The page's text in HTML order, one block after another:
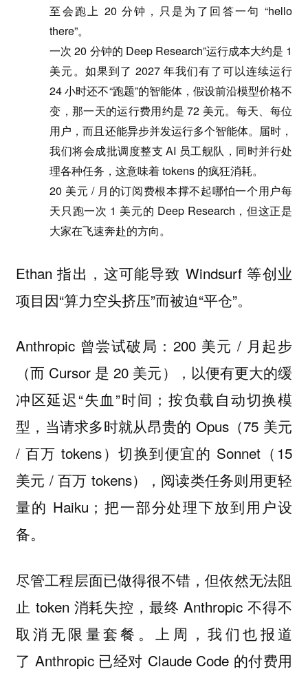
至会跑上 20 分钟，只是为了回答一句 “hello
there”。
一次 20 分钟的 Deep Research”运行成本大约是 1
美元。如果到了 2027 年我们有了可以连续运行
24 小时还不“跑题”的智能体，假设前沿模型价格不
变，那一天的运行费用约是 72 美元。每天、每位
用户，而且还能异步并发运行多个智能体。届时，
我们将会成批调度整支 AI 员工舰队，同时并行处
理各种任务，这意味着 tokens 的疯狂消耗。
20 美元 / 月的订阅费根本撑不起哪怕一个用户每
天只跑一次 1 美元的 Deep Research，但这正是
大家在飞速奔赴的方向。
Ethan 指出，这可能导致 Windsurf 等创业
项目因“算力空头挤压”而被迫“平仓”。
Anthropic 曾尝试破局：200 美元 / 月起步
（而 Cursor 是 20 美元），以便有更大的缓
冲区延迟“失血”时间；按负载自动切换模
型，当请求多时就从昂贵的 Opus（75 美元
/ 百万 tokens）切换到便宜的 Sonnet（15
美元 / 百万 tokens），阅读类任务则用更轻
量的 Haiku；把一部分处理下放到用户设
备。
尽管工程层面已做得很不错，但依然无法阻
止 token 消耗失控，最终 Anthropic 不得不
取消无限量套餐。上周，我们也报道
了 Anthropic 已经对 Claude Code 的付费用